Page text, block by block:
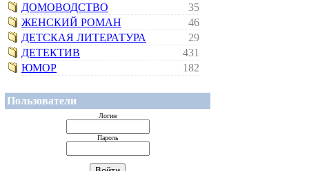
ДОМОВОДСТВО
35
ЖЕНСКИЙ РОМАН
46
ДЕТСКАЯ ЛИТЕРАТУРА
29
ДЕТЕКТИВ
431
ЮМОР
182
Пользователи
Логин
Пароль